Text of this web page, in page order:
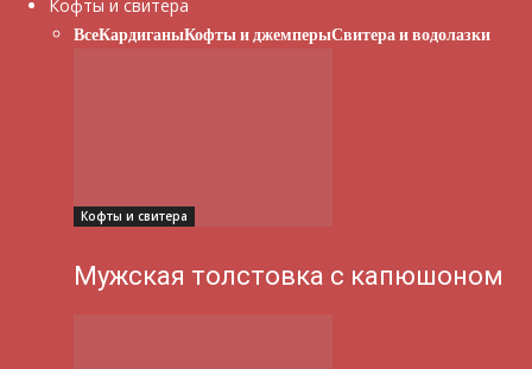
Кофты и свитера
ВсеКардиганыКофты и джемперыСвитера и водолазки
Кофты и свитера
Мужская толстовка с капюшоном